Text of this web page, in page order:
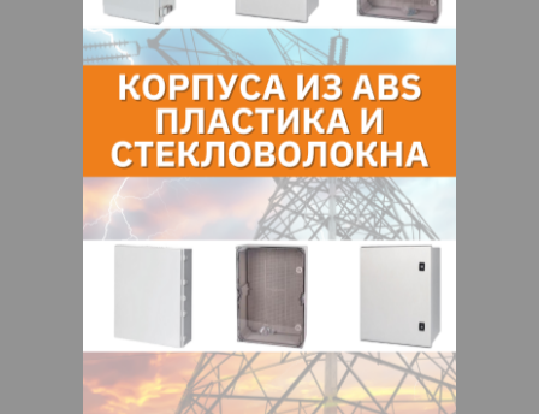
Оставьте электронный заказ с помощью
кнопки "Заказать" и мы подберем для
Вас подходящую компанию
поставщика.